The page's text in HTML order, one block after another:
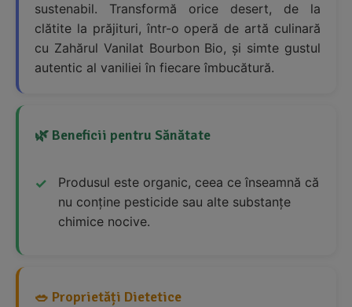
sustenabil. Transformă orice desert, de la
clătite la prăjituri, într-o operă de artă culinară
cu Zahărul Vanilat Bourbon Bio, și simte gustul
autentic al vaniliei în fiecare îmbucătură.
🌿 Beneficii pentru Sănătate
Produsul este organic, ceea ce înseamnă că
nu conține pesticide sau alte substanțe
chimice nocive.
🥗 Proprietăți Dietetice